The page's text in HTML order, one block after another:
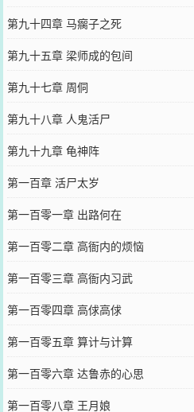
第九十四章 马瘸子之死
第九十五章 梁师成的包间
第九十七章 周侗
第九十八章 人鬼活尸
第九十九章 龟神阵
第一百章 活尸太岁
第一百零一章 出路何在
第一百零二章 高衙内的烦恼
第一百零三章 高衙内习武
第一百零四章 高俅高俅
第一百零五章 算计与计算
第一百零六章 达鲁赤的心思
第一百零八章 王月娘